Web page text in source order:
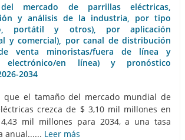
mercado de parrillas eléctricas,
y análisis de la industria, por tipo
portátil y otros), por aplicación
y comercial), por canal de distribución
venta minoristas/fuera de línea y
electrónico/en línea) y pronóstico
2034
que el tamaño del mercado mundial de
crezca de $ 3,10 mil millones en
mil millones para 2034, a una tasa
anual...... Leer más